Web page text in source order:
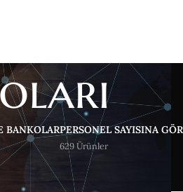
BANKOLARPERSONEL SAYISINA
629 Ürünler